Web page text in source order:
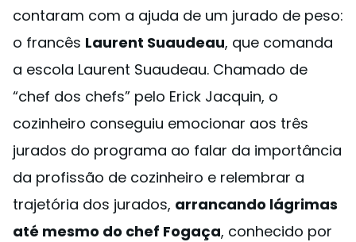
contaram com a ajuda de um jurado de peso:
o francês Laurent Suaudeau, que comanda
a escola Laurent Suaudeau. Chamado de
“chef dos chefs” pelo Erick Jacquin, o
cozinheiro conseguiu emocionar aos três
jurados do programa ao falar da importância
da profissão de cozinheiro e relembrar a
trajetória dos jurados, arrancando lágrimas
até mesmo do chef Fogaça, conhecido por